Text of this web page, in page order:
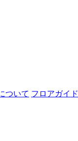
ついて フロアガイド